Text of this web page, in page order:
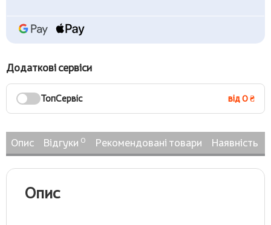
Додаткові сервіси
ТопСервіс від 0 ₴
Опис Відгуки 0 Рекомендовані товари Наявність
Опис